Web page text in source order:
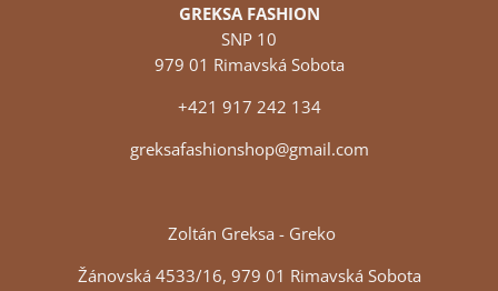
GREKSA FASHION
SNP 10
979 01 Rimavská Sobota
+421 917 242 134
greksafashionshop@gmail.com
Zoltán Greksa - Greko
Žánovská 4533/16, 979 01 Rimavská Sobota